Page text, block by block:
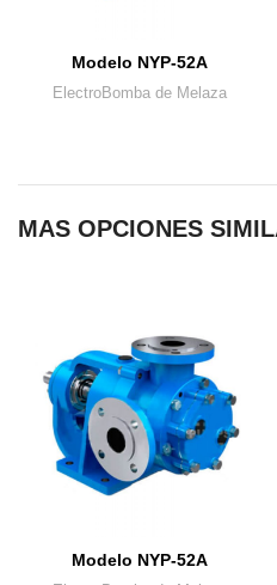
Modelo NYP-52A
ElectroBomba de Melaza
MAS OPCIONES
Modelo NYP-52A